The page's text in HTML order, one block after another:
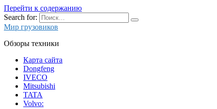
Перейти к содержанию
Search for:
Мир грузовиков
Обзоры техники
Карта сайта
Dongfeng
IVECO
Mitsubishi
TATA
Volvo: